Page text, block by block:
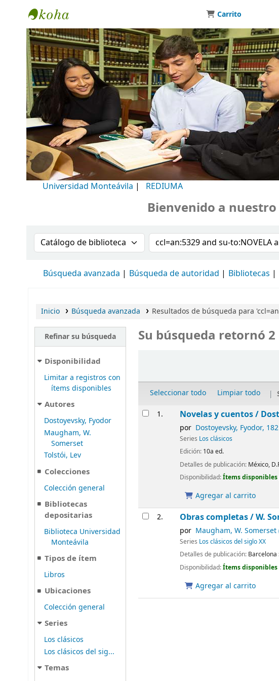
Biblioteca Universidad Monteávila
Carrito
Universidad Monteávila | REDIUMA
Bienvenido a nuestro
Buscar en el catálogo por:Buscar en el catálogo
Búsqueda avanzada Búsqueda de autoridad Bibliotecas
Inicio Búsqueda avanzada Resultados de búsqueda para
Refinar su búsqueda
Disponibilidad
Limitar a registros con
ítems disponibles
Autores
Dostoyevsky, Fyodor
Maugham, W.
Somerset
Tolstói, Lev
Colecciones
Colección general
Bibliotecas
depositarias
Biblioteca Universidad
Monteávila
Tipos de ítem
Libros
Ubicaciones
Colección general
Series
Los clásicos
Los clásicos del sig...
Temas
Su búsqueda retornó
Seleccionar todo Limpiar todo
Resultados
1. Novelas y cuentos /
por Dostoyevsky, Fyodor,
Series Los clásicos
Edición: 10a ed.
Detalles de publicación: México,
Disponibilidad:Ítems disponibles
Agregar al carrito
2. Obras completas /W.
por Maugham, W.
Series Los clásicos del siglo XX
Detalles de publicación: Barcelona
Disponibilidad:Ítems disponibles
Agregar al carrito